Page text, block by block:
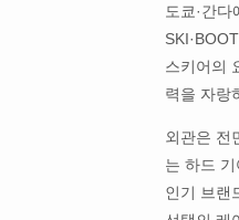
도쿄·간다
스키어의
력을 자랑
외관은 전
는 하드
인기 브랜